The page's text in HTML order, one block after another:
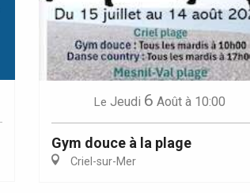
Le Jeudi 6 Août à 10:00
Gym douce à la plage
Criel-sur-Mer